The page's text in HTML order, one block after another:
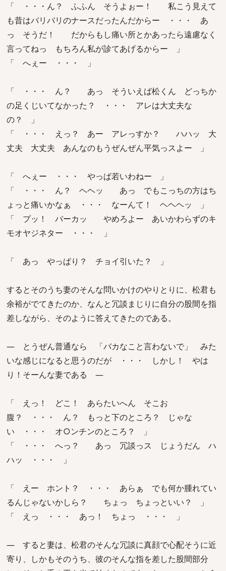
「 ・・・ん？ ふふん そうよぉー！ 私こう見えて
も昔はバリバリのナースだったんだからー ・・・ あ
っ そうだ！ だからもし痛い所とかあったら遠慮なく
言ってねっ もちろん私が診てあげるからー 」
「 へぇー ・・・ 」
「 ・・・ ん？ あっ そういえば松くん どっちか
の足くじいてなかった？ ・・・ アレは大丈夫な
の？ 」
「 ・・・ えっ？ あー アレっすか？ ハハッ 大
丈夫 大丈夫 あんなのもうぜんぜん平気っスよー 」
「 へぇー ・・・ やっぱ若いわねー 」
「 ・・・ ん？ ヘヘッ あっ でもこっちの方はち
ょっと痛いかなぁ ・・・ なーんて！ ヘヘヘッ 」
「 プッ！ バーカッ やめろよー あいかわらずのキ
モオヤジネター ・・・ 」
「 あっ やっぱり？ チョイ引いた？ 」
するとそのうち妻のそんな問いかけのやりとりに、松君も
余裕がでてきたのか、なんと冗談まじりに自分の股間を指
差しながら、そのように答えてきたのである。
― とうぜん普通なら 「バカなこと言わないで」 みた
いな感じになると思うのだが ・・・ しかし！ やは
り！そーんな妻である ―
「 えっ！ どこ！ あらたいへん そこお
腹？ ・・・ ん？ もっと下のところ？ じゃな
い ・・・ オ○ンチンのところ？ 」
「 ・・・ へっ？ あっ 冗談っス じょうだん ハ
ハッ ・・・ 」
「 えー ホント？ ・・・ あらぁ でも何か腫れてい
るんじゃないかしら？ ちょっ ちょっといい？ 」
「 えっ ・・・ あっ！ ちょっ ・・・ 」
― すると妻は、松君のそんな冗談に真顔で心配そうに近
寄り、しかもそのうち、彼のそんな指を差した股間部分